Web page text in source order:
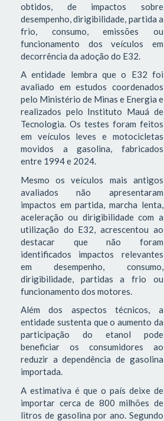
obtidos, de impactos sobre
desempenho, dirigibilidade, partida a
frio, consumo, emissões ou
funcionamento dos veículos em
decorrência da adoção do E32.
A entidade lembra que o E32 foi
avaliado em estudos coordenados
pelo Ministério de Minas e Energia e
realizados pelo Instituto Mauá de
Tecnologia. Os testes foram feitos
em veículos leves e motocicletas
movidos a gasolina, fabricados
entre 1994 e 2024.
Mesmo os veículos mais antigos
avaliados não apresentaram
impactos em partida, marcha lenta,
aceleração ou dirigibilidade com a
utilização do E32, acrescentou ao
destacar que não foram
identificados impactos relevantes
em desempenho, consumo,
dirigibilidade, partidas a frio ou
funcionamento dos motores.
Além dos aspectos técnicos, a
entidade sustenta que o aumento da
participação do etanol pode
beneficiar os consumidores ao
reduzir a dependência de gasolina
importada.
A estimativa é que o país deixe de
importar cerca de 800 milhões de
litros de gasolina por ano. Segundo